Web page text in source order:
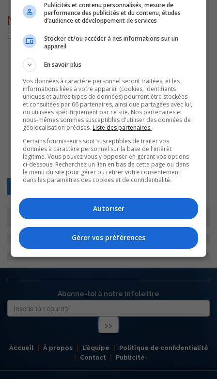
MatchAnciensCanadiens
17 janvier 2023 | Par Sylvain Rochon
Abonne-toi à notre infolettre
Accueil À propos L’équipe
Politique de confidentialité
Contact
Publicité
Publicités et contenu personnalisés, mesure de
performance des publicités et du contenu, études
d’audience et développement de services
Stocker et/ou accéder à des informations sur un
appareil
En savoir plus
Vos données à caractère personnel seront traitées, et les
informations liées à votre appareil (cookies, identifiants
uniques et autres types de données) pourront être stockées
et consultées par 66 partenaires, ainsi que partagées avec lui,
ou utilisées spécifiquement par ce site. Nos partenaires et
nous-mêmes sommes susceptibles d'utiliser des données de
géolocalisation précises. Liste des partenaires.
Certains fournisseurs sont susceptibles de traiter vos
données à caractère personnel sur la base de l'intérêt
légitime. Vous pouvez vous y opposer en gérant vos options
ci-dessous. Recherchez un lien en bas de cette page ou dans
le menu du site pour gérer ou retirer votre consentement
dans les paramètres des cookies et de confidentialité.
Autoriser
Gérer vos préférences